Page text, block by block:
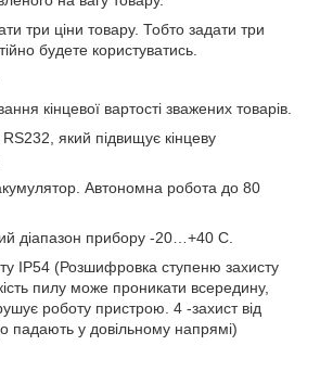
три ціни товару. Тобто задати три
будете користуватись.
кінцевої вартості зважених товарів.
який підвищує кінцеву
Автономна робота до 80
діапазон прибору -20…+40 С.
IP54 (Розшифровка ступеню захисту
пилу може проникати всередину,
роботу пристрою. 4 -захист від
падають у довільному напрямі)